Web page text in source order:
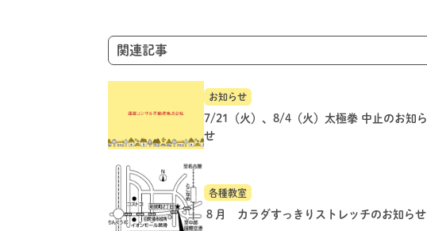
関連記事
お知らせ
7/21（火）、8/4（火）太極拳 中止のお知ら
せ
各種教室
８月 カラダすっきりストレッチのお知らせ